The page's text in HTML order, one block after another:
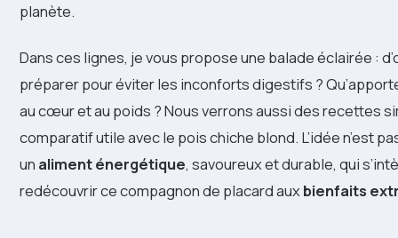
planète.
Dans ces lignes, je vous propose une balade éclairée :
préparer pour éviter les inconforts digestifs ?
au cœur et au poids ? Nous verrons aussi des recettes
comparatif utile avec le pois chiche blond. L’idée n’est
un aliment énergétique, savoureux et durable, qui
redécouvrir ce compagnon de placard auxbienfaits